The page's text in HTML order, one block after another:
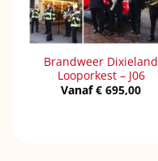
Brandweer Dixieland
Looporkest – J06
Vanaf€ 695,00